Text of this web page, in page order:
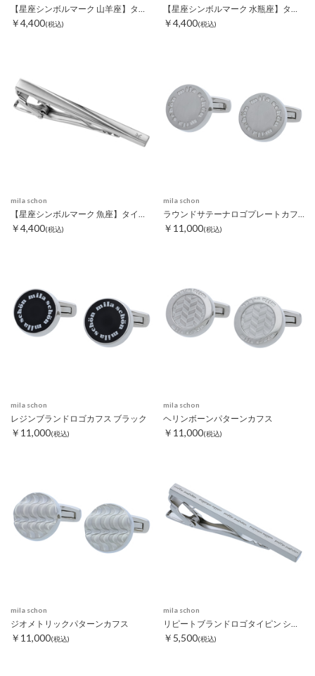
【星座シンボルマーク 山羊座】タイピン
￥4,400(税込)
【星座シンボルマーク 水瓶座】タイピン
￥4,400(税込)
mila schon
￥4,400(税込)
mila schon
￥11,000(税込)
mila schon
レジンブランドロゴカフス ブラック
￥11,000(税込)
mila schon
ヘリンボーンパターンカフス
￥11,000(税込)
mila schon
ジオメトリックパターンカフス
￥11,000(税込)
mila schon
￥5,500(税込)